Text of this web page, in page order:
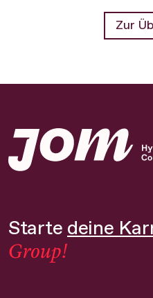
Zur
Starte deine
Group!